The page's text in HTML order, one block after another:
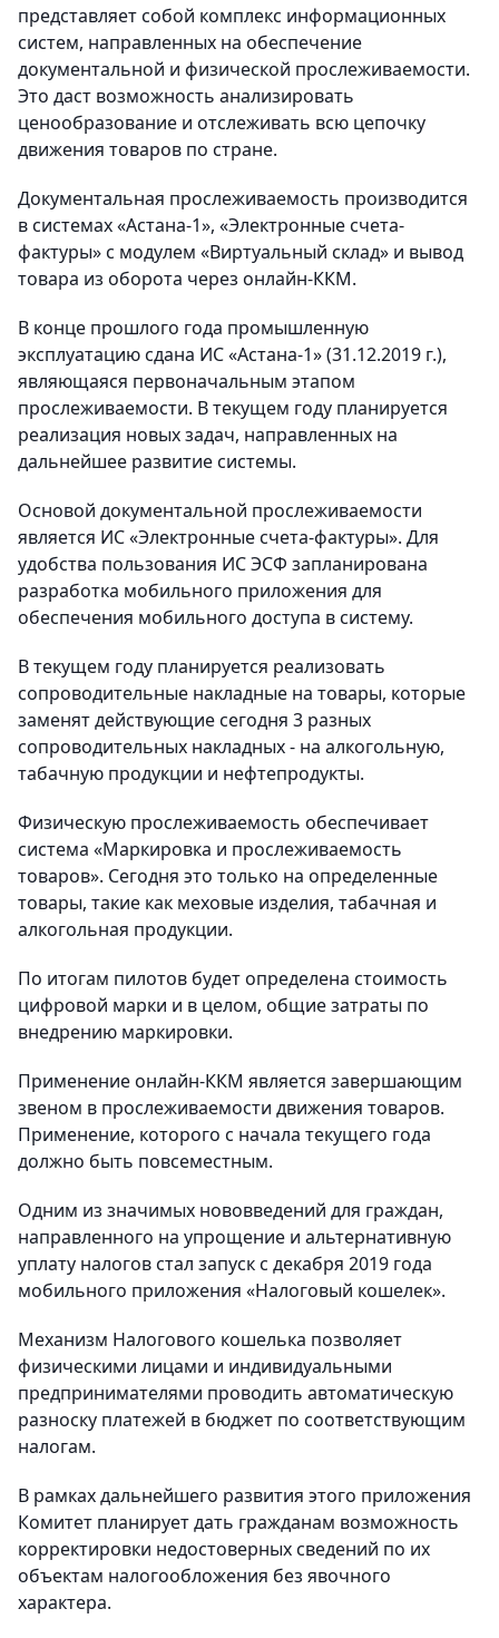
представляет собой комплекс информационных
систем, направленных на обеспечение
документальной и физической прослеживаемости.
Это даст возможность анализировать
ценообразование и отслеживать всю цепочку
движения товаров по стране.
Документальная прослеживаемость производится
в системах «Астана-1», «Электронные счета-
фактуры» с модулем «Виртуальный склад» и вывод
товара из оборота через онлайн-ККМ.
В конце прошлого года промышленную
эксплуатацию сдана ИС «Астана-1» (31.12.2019 г.),
являющаяся первоначальным этапом
прослеживаемости. В текущем году планируется
реализация новых задач, направленных на
дальнейшее развитие системы.
Основой документальной прослеживаемости
является ИС «Электронные счета-фактуры». Для
удобства пользования ИС ЭСФ запланирована
разработка мобильного приложения для
обеспечения мобильного доступа в систему.
В текущем году планируется реализовать
сопроводительные накладные на товары, которые
заменят действующие сегодня 3 разных
сопроводительных накладных - на алкогольную,
табачную продукции и нефтепродукты.
Физическую прослеживаемость обеспечивает
система «Маркировка и прослеживаемость
товаров». Сегодня это только на определенные
товары, такие как меховые изделия, табачная и
алкогольная продукции.
По итогам пилотов будет определена стоимость
цифровой марки и в целом, общие затраты по
внедрению маркировки.
Применение онлайн-ККМ является завершающим
звеном в прослеживаемости движения товаров.
Применение, которого с начала текущего года
должно быть повсеместным.
Одним из значимых нововведений для граждан,
направленного на упрощение и альтернативную
уплату налогов стал запуск с декабря 2019 года
мобильного приложения «Налоговый кошелек».
Механизм Налогового кошелька позволяет
физическими лицами и индивидуальными
предпринимателями проводить автоматическую
разноску платежей в бюджет по соответствующим
налогам.
В рамках дальнейшего развития этого приложения
Комитет планирует дать гражданам возможность
корректировки недостоверных сведений по их
объектам налогообложения без явочного
характера.